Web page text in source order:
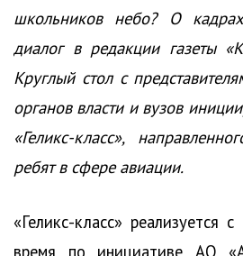
школьников небо? О
диалог в редакции газеты
Круглый стол с
органов власти и вузов
«Геликс-класс»,
ребят в сфере авиации.
«Геликс-класс» реализуется
время по инициативе АО